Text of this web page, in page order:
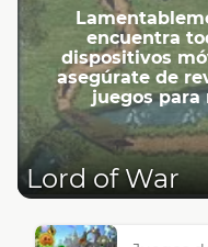
encuentra
dispositivos
asegúrate de
juegos
Lord of War